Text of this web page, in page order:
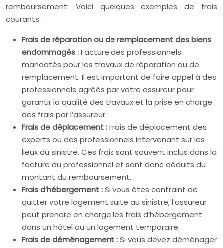
remboursement. Voici quelques exemples de frais
courants :
Frais de réparation ou de remplacement des biens
endommagés :Facture des professionnels
mandatés pour les travaux de réparation ou de
remplacement. Il est important de faire appel à des
professionnels agréés par votre assureur pour
garantir la qualité des travaux et la prise en charge
des frais par l’assureur.
Frais de déplacement :Frais de déplacement des
experts ou des professionnels intervenant sur les
lieux du sinistre. Ces frais sont souvent inclus dans la
facture du professionnel et sont donc déduits du
montant du remboursement.
Frais d’hébergement :Si vous êtes contraint de
quitter votre logement suite au sinistre, l’assureur
peut prendre en charge les frais d’hébergement
dans un hôtel ou un logement temporaire.
Frais de déménagement :Si vous devez déménager